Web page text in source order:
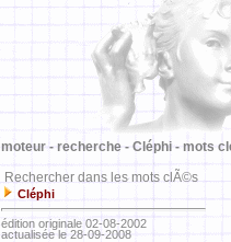
moteur - recherche - Cléphi - mots
Rechercher dans les mots clÃ©s
Cléphi
édition originale 02-08-2002
actualisée le 28-09-2008